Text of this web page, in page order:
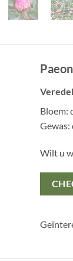
Bloem:
Gewas:
Wilt u